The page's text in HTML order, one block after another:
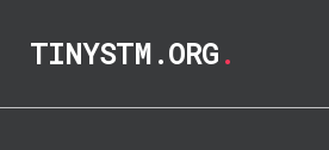
TINYSTM.ORG.